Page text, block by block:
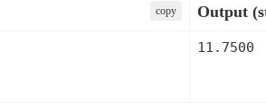
сopy Output
11.7500